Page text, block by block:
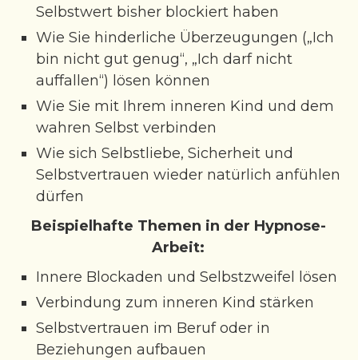
Selbstwert bisher blockiert haben
Wie Sie hinderliche Überzeugungen („Ich
bin nicht gut genug“, „Ich darf nicht
auffallen“) lösen können
Wie Sie mit Ihrem inneren Kind und dem
wahren Selbst verbinden
Wie sich Selbstliebe, Sicherheit und
Selbstvertrauen wieder natürlich anfühlen
dürfen
Beispielhafte Themen in der Hypnose-
Arbeit:
Innere Blockaden und Selbstzweifel lösen
Verbindung zum inneren Kind stärken
Selbstvertrauen im Beruf oder in
Beziehungen aufbauen